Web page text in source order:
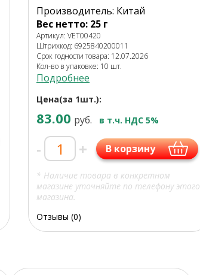
Производитель: Китай
Вес нетто: 25 г
Артикул: VET00420
Штрихкод: 6925840200011
Срок годности товара: 12.07.2026
Кол-во в упаковке: 10 шт.
Подробнее
Цена(за 1шт.):
83.00 руб. в т.ч. НДС 5%
- + В корзину
* Наличие товара в конкретном
магазине уточняйте по телефону этого
магазина.
Отзывы (0)